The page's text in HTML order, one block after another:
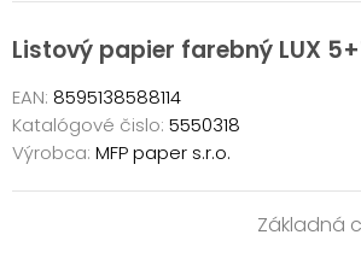
Listový papier farebný LUX
EAN: 8595138588114
Katalógové čislo: 5550318
Výrobca: MFP paper s.r.o.
Základná